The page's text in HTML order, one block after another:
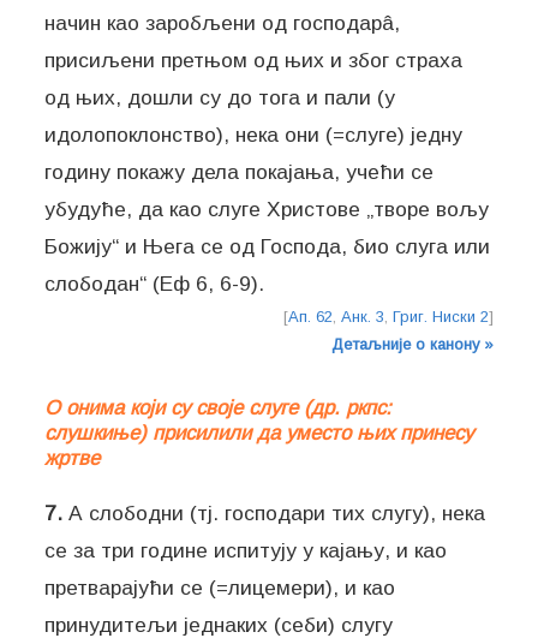
начин као заробљени од господарâ,
присиљени претњом од њих и због страха
од њих, дошли су до тога и пали (у
идолопоклонство), нека они (=слуге) једну
годину покажу дела покајања, учећи се
убудуће, да као слуге Христове „творе вољу
Божију“ и Њега се од Господа, био слуга или
слободан“ (Еф 6, 6-9).
[Ап. 62, Анк. 3, Григ. Ниски 2]
Детаљније о канону »
О онима који су своје слуге (др. ркпс:
слушкиње) присилили да уместо њих принесу
жртве
7. А слободни (тј. господари тих слугу), нека
се за три године испитују у кајању, и као
претварајући се (=лицемери), и као
принудитељи једнаких (себи) слугу